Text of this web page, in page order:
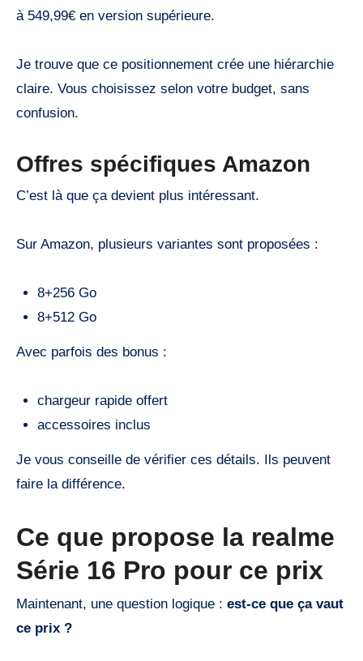
à 549,99€ en version supérieure.
Je trouve que ce positionnement crée une hiérarchie
claire. Vous choisissez selon votre budget, sans
confusion.
Offres spécifiques Amazon
C’est là que ça devient plus intéressant.
Sur Amazon, plusieurs variantes sont proposées :
8+256 Go
8+512 Go
Avec parfois des bonus :
chargeur rapide offert
accessoires inclus
Je vous conseille de vérifier ces détails. Ils peuvent
faire la différence.
Ce que propose la realme
Série 16 Pro pour ce prix
Maintenant, une question logique : est-ce que ça vaut
ce prix ?